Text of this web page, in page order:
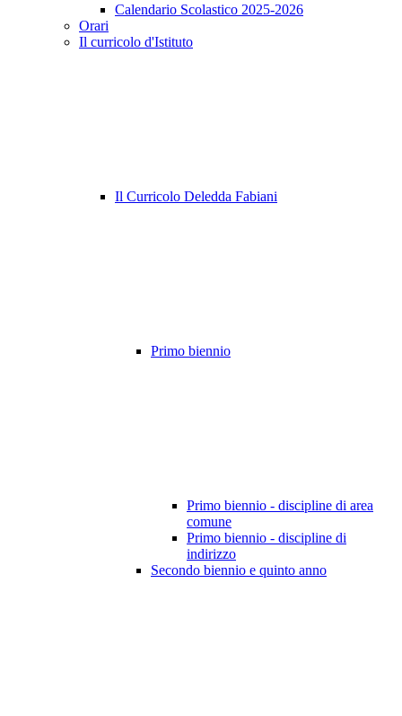
Calendario Scolastico 2025-2026
Orari
Il curricolo d'Istituto
Il Curricolo Deledda Fabiani
Primo biennio
Primo biennio - discipline di area
comune
Primo biennio - discipline di
indirizzo
Secondo biennio e quinto anno